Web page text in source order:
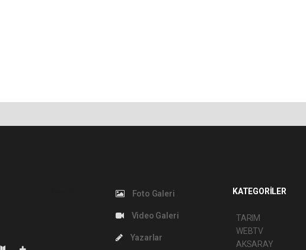
Foto Galeri
Video Galeri
Yazarlar
KATEGORİLER
TARIM
WEBTV
AKSARAY